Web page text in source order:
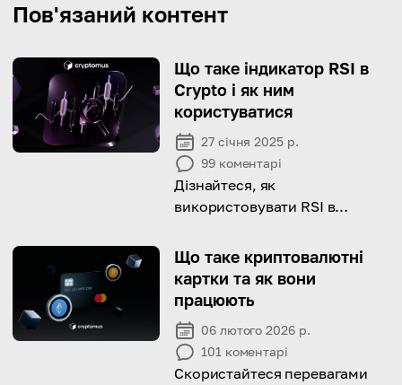
Пов'язаний контент
Що таке індикатор RSI в
Crypto і як ним
користуватися
27 січня 2025 р.
99 коментарі
Дізнайтеся, як
використовувати RSI в
прогнозів і отримання
максимального прибутку!
Що таке криптовалютні
картки та як вони
працюють
06 лютого 2026 р.
101 коментарі
Скористайтеся перевагами